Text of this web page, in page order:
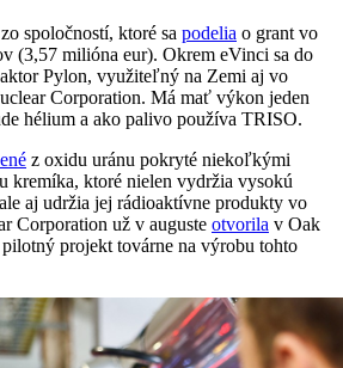
spoločností, ktoré sa podelia o grant vo
(3,57 milióna eur). Okrem eVinci sa do
Pylon, využiteľný na Zemi aj vo
Corporation. Má mať výkon jeden
hélium a ako palivo používa TRISO.
z oxidu uránu pokryté niekoľkými
kremíka, ktoré nielen vydržia vysokú
aj udržia jej rádioaktívne produkty vo
Corporation už v auguste otvorila v Oak
pilotný projekt továrne na výrobu tohto